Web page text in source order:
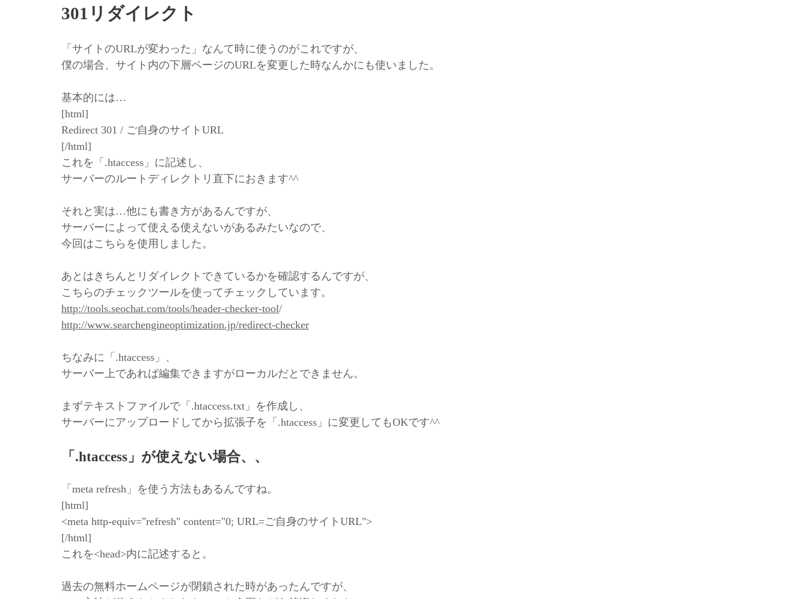
301リダイレクト
「サイトのURLが変わった」なんて時に使うのがこれですが、
僕の場合、サイト内の下層ページのURLを変更した時なんかにも使いました。
基本的には…
[html]
Redirect 301 / ご自身のサイトURL
[/html]
これを「.htaccess」に記述し、
サーバーのルートディレクトリ直下におきます^^
それと実は…他にも書き方があるんですが、
サーバーによって使える使えないがあるみたいなので、
今回はこちらを使用しました。
あとはきちんとリダイレクトできているかを確認するんですが、
こちらのチェックツールを使ってチェックしています。
http://tools.seochat.com/tools/header-checker-tool/
http://www.searchengineoptimization.jp/redirect-checker
ちなみに「.htaccess」、
サーバー上であれば編集できますがローカルだとできません。
まずテキストファイルで「.htaccess.txt」を作成し、
サーバーにアップロードしてから拡張子を「.htaccess」に変更してもOKです^^
「.htaccess」が使えない場合、、
「meta refresh」を使う方法もあるんですね。
[html]
<meta http-equiv="refresh" content="0; URL=ご自身のサイトURL">
[/html]
これを<head>内に記述すると。
過去の無料ホームページが閉鎖された時があったんですが、